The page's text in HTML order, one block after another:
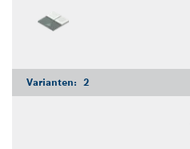
Varianten: 2